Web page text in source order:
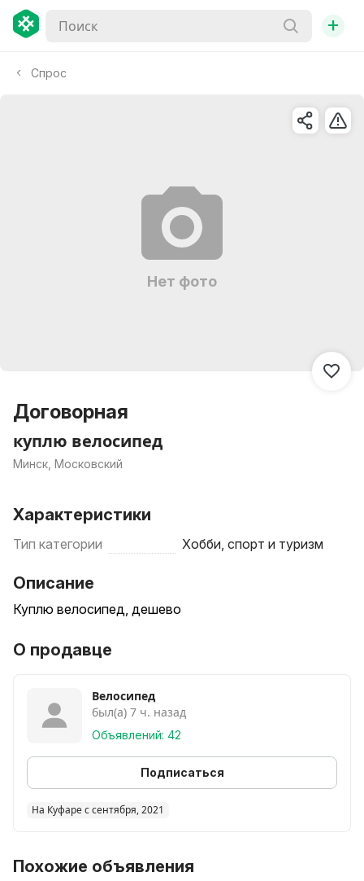
+
Спрос
Нет фото
Договорная
куплю велосипед
Минск, Московский
Характеристики
Тип категории Хобби, спорт и туризм
Описание
Куплю велосипед, дешево
О продавце
Велосипед
был(а) 7 ч. назад
Объявлений: 42
Подписаться
На Куфаре с сентября, 2021
Похожие объявления